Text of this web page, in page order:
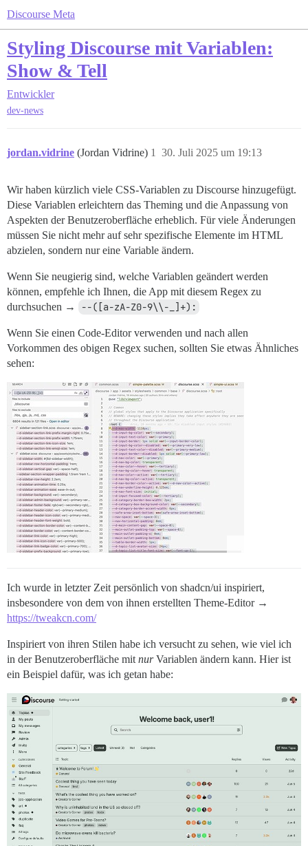
Discourse Meta
Styling Discourse mit Variablen:
Show & Tell
Entwickler
dev-news
jordan.vidrine (Jordan Vidrine) 30. Juli 2025 um 19:13
1
Wir haben kürzlich viele CSS-Variablen zu Discourse hinzugefügt.
Diese Variablen erleichtern das Theming und die Anpassung von
Aspekten der Benutzeroberfläche erheblich. Für viele Änderungen
müssen Sie nicht mehr auf sehr spezifische Elemente im HTML
abzielen, sondern nur eine Variable ändern.
Wenn Sie neugierig sind, welche Variablen geändert werden
können, empfehle ich Ihnen, die App mit diesem Regex zu
durchsuchen →
--([a-zA-Z0-9\\-_]+):
Wenn Sie einen Code-Editor verwenden und nach allen
Vorkommen des obigen Regex suchen, sollten Sie etwas Ähnliches
sehen:
Ich wurde in letzter Zeit persönlich von shadcn/ui inspiriert,
insbesondere von dem von ihnen erstellten Theme-Editor →
https://tweakcn.com/
Inspiriert von ihren Stilen habe ich versucht zu sehen, wie viel ich
in der Benutzeroberfläche mit nurVariablen ändern kann. Hier ist
ein Beispiel dafür, was ich getan habe: